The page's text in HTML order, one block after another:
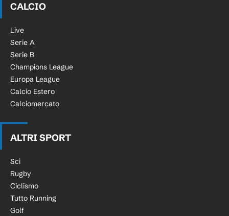
CALCIO
Live
Serie A
Serie B
Champions League
Europa League
Calcio Estero
Calciomercato
ALTRI SPORT
Sci
Rugby
Ciclismo
Tutto Running
Golf